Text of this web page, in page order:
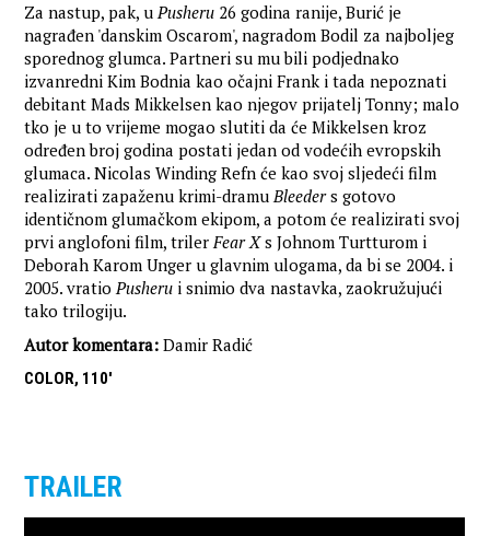
Za nastup, pak, uPusheru 26 godina ranije, Burić je
nagrađen 'danskim Oscarom', nagradom Bodil za najboljeg
sporednog glumca. Partneri su mu bili podjednako
izvanredni Kim Bodnia kao očajni Frank i tada nepoznati
debitant Mads Mikkelsen kao njegov prijatelj Tonny; malo
tko je u to vrijeme mogao slutiti da će Mikkelsen kroz
određen broj godina postati jedan od vodećih evropskih
glumaca. Nicolas Winding Refn će kao svoj sljedeći film
realizirati zapaženu krimi-dramuBleeders gotovo
identičnom glumačkom ekipom, a potom će realizirati svoj
prvi anglofoni film, trilerFear Xs Johnom Turtturom i
Deborah Karom Unger u glavnim ulogama, da bi se 2004. i
2005. vratioPusheru i snimio dva nastavka, zaokružujući
tako trilogiju.
Autor komentara: Damir Radić
COLOR, 110'
TRAILER